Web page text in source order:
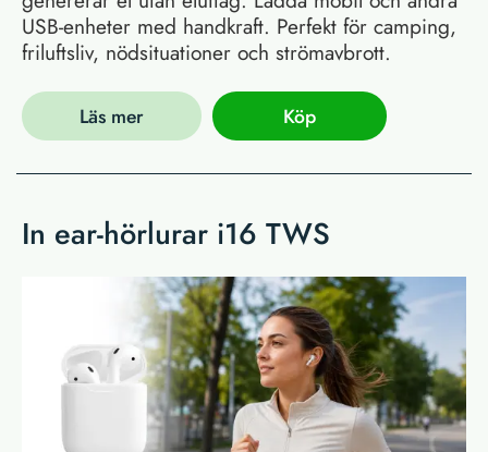
USB-enheter med handkraft. Perfekt för camping,
friluftsliv, nödsituationer och strömavbrott.
Läs mer Köp
In ear-hörlurar i16 TWS